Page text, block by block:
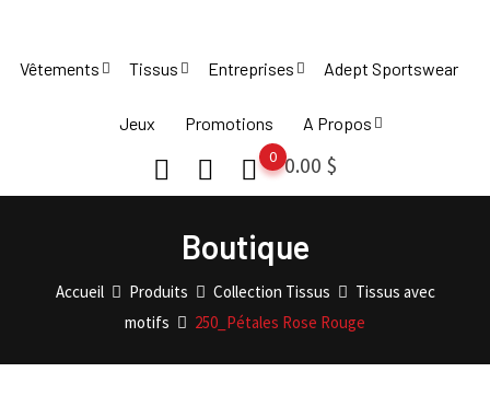
content
Vêtements Tissus Entreprises Adept Sportswear
Jeux Promotions A Propos
0.00 $
0
Boutique
Accueil Produits Collection Tissus
Tissus avec
motifs
250_Pétales Rose Rouge